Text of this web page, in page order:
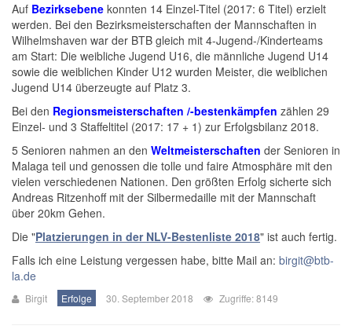
Auf Bezirksebene konnten 14 Einzel-Titel (2017: 6 Titel) erzielt
werden. Bei den Bezirksmeisterschaften der Mannschaften in
Wilhelmshaven war der BTB gleich mit 4-Jugend-/Kinderteams
am Start: Die weibliche Jugend U16, die männliche Jugend U14
sowie die weiblichen Kinder U12 wurden Meister, die weiblichen
Jugend U14 überzeugte auf Platz 3.
Bei den Regionsmeisterschaften /-bestenkämpfen zählen 29
Einzel- und 3 Staffeltitel (2017: 17 + 1) zur Erfolgsbilanz 2018.
5 Senioren nahmen an den Weltmeisterschaften der Senioren in
Malaga teil und genossen die tolle und faire Atmosphäre mit den
vielen verschiedenen Nationen. Den größten Erfolg sicherte sich
Andreas Ritzenhoff mit der Silbermedaille mit der Mannschaft
über 20km Gehen.
Die "Platzierungen in der NLV-Bestenliste 2018" ist auch fertig.
Falls ich eine Leistung vergessen habe, bitte Mail an: birgit@btb-
la.de
Birgit Erfolge 30. September 2018 Zugriffe: 8149